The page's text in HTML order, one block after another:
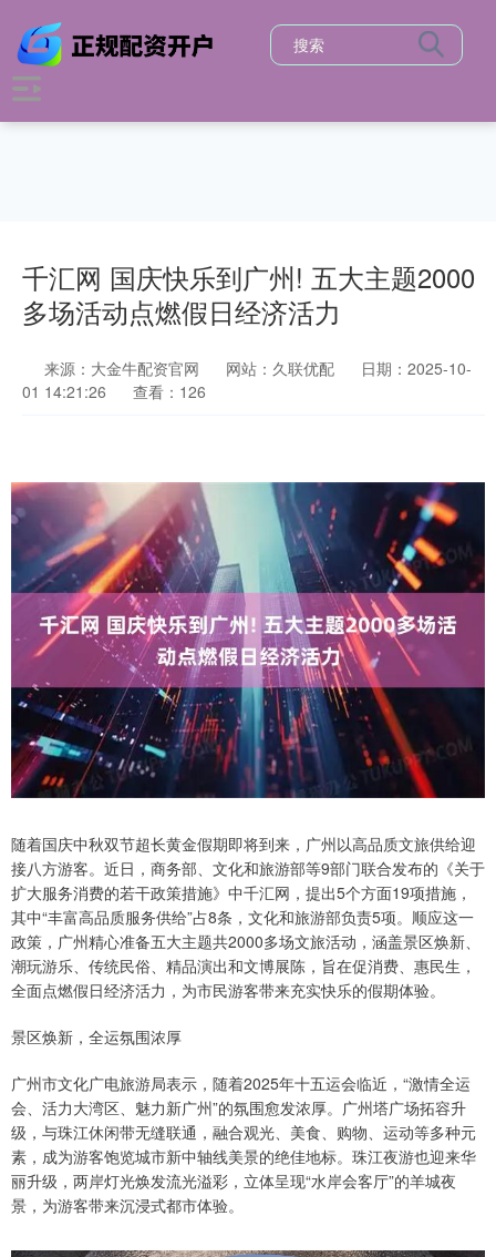
千汇网 国庆快乐到广州! 五大主题2000
多场活动点燃假日经济活力
来源：大金牛配资官网 网站：久联优配
日期：2025-10-
01 14:21:26
查看：126
随着国庆中秋双节超长黄金假期即将到来，广州以高品质文旅供给迎
接八方游客。近日，商务部、文化和旅游部等9部门联合发布的《关于
扩大服务消费的若干政策措施》中千汇网，提出5个方面19项措施，
其中“丰富高品质服务供给”占8条，文化和旅游部负责5项。顺应这一
政策，广州精心准备五大主题共2000多场文旅活动，涵盖景区焕新、
潮玩游乐、传统民俗、精品演出和文博展陈，旨在促消费、惠民生，
全面点燃假日经济活力，为市民游客带来充实快乐的假期体验。
景区焕新，全运氛围浓厚
广州市文化广电旅游局表示，随着2025年十五运会临近，“激情全运
会、活力大湾区、魅力新广州”的氛围愈发浓厚。广州塔广场拓容升
级，与珠江休闲带无缝联通，融合观光、美食、购物、运动等多种元
素，成为游客饱览城市新中轴线美景的绝佳地标。珠江夜游也迎来华
丽升级，两岸灯光焕发流光溢彩，立体呈现“水岸会客厅”的羊城夜
景，为游客带来沉浸式都市体验。